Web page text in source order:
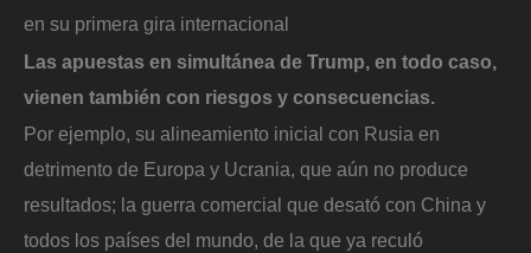
en su primera gira internacional
Las apuestas en simultánea de Trump, en todo caso,
vienen también con riesgos y consecuencias.
Por ejemplo, su alineamiento inicial con Rusia en
detrimento de Europa y Ucrania, que aún no produce
resultados; la guerra comercial que desató con China y
todos los países del mundo, de la que ya reculó